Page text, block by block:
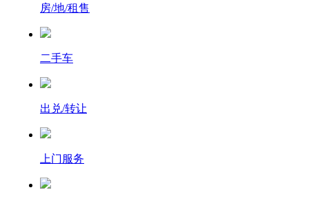
房/地/租售
二手车
出兑/转让
上门服务